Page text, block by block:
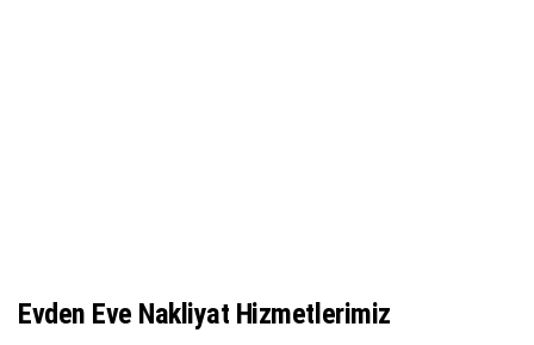
Evden Eve Nakliyat Hizmetlerimiz